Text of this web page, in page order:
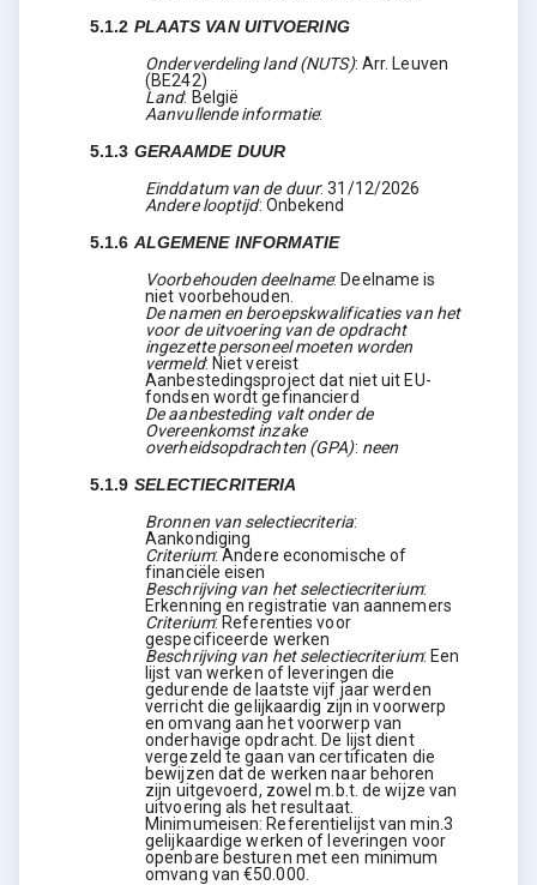
5.1.2 PLAATS VAN UITVOERING
Onderverdeling land (NUTS): Arr. Leuven
(BE242)
Land: België
Aanvullende informatie:
5.1.3 GERAAMDE DUUR
Einddatum van de duur:31/12/2026
Andere looptijd: Onbekend
5.1.6 ALGEMENE INFORMATIE
Voorbehouden deelname: Deelname is
niet voorbehouden.
De namen en beroepskwalificaties van het
voor de uitvoering van de opdracht
ingezette personeel moeten worden
vermeld: Niet vereist
Aanbestedingsproject dat niet uit EU-
fondsen wordt gefinancierd
De aanbesteding valt onder de
Overeenkomst inzake
overheidsopdrachten (GPA): neen
5.1.9 SELECTIECRITERIA
Bronnen van selectiecriteria:
Aankondiging
Criterium:Andere economische of
financiële eisen
Beschrijving van het selectiecriterium:
Erkenning en registratie van aannemers
Criterium: Referenties voor
gespecificeerde werken
Beschrijving van het selectiecriterium: Een
lijst van werken of leveringen die
gedurende de laatste vijf jaar werden
verricht die gelijkaardig zijn in voorwerp
en omvang aan het voorwerp van
onderhavige opdracht. De lijst dient
vergezeld te gaan van certificaten die
bewijzen dat de werken naar behoren
zijn uitgevoerd, zowel m.b.t. de wijze van
uitvoering als het resultaat.
Minimumeisen: Referentielijst van min.3
gelijkaardige werken of leveringen voor
openbare besturen met een minimum
omvang van €50.000.